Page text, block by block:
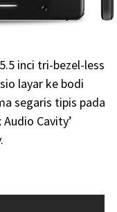
inci tri-bezel-less
layar ke bodi
segaris tipis pada
Cavity’